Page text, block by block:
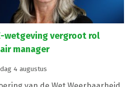
wetgeving vergroot rol
manager
4 augustus